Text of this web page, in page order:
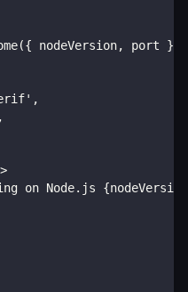
nodeVersion, port })
on Node.js